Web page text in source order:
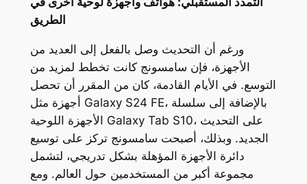
الطريق
ورغم أن التحديث وصل بالفعل إلى العديد من
الأجهزة، فإن سامسونج كانت تخطط لمزيد من
التوسع. في الأيام القادمة، كان من المقرر أن تحصل
أجهزة مثل Galaxy S24 FE، بالإضافة إلى سلسلة
الأجهزة اللوحية Galaxy Tab S10، على التحديث
الجديد. وبذلك، أصبحت سامسونج تركز على توسيع
دائرة الأجهزة المؤهلة بشكل تدريجي، لتشمل
مجموعة أكبر من المستخدمين حول العالم. ومع